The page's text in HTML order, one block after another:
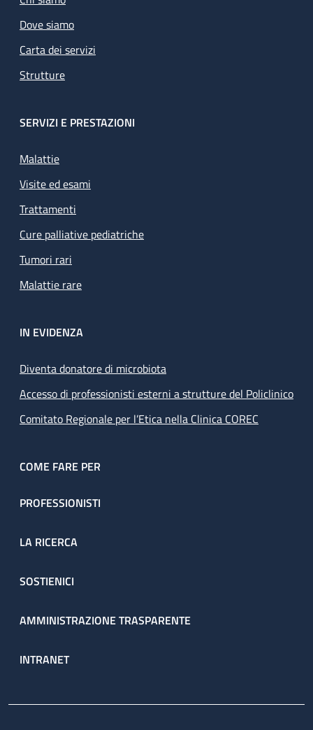
Dove siamo
Carta dei servizi
Strutture
SERVIZI E PRESTAZIONI
Malattie
Visite ed esami
Trattamenti
Cure palliative pediatriche
Tumori rari
Malattie rare
IN EVIDENZA
Diventa donatore di microbiota
Accesso di professionisti esterni a strutture del Policlinico
Comitato Regionale per l’Etica nella Clinica COREC
COME FARE PER
PROFESSIONISTI
LA RICERCA
SOSTIENICI
AMMINISTRAZIONE TRASPARENTE
INTRANET